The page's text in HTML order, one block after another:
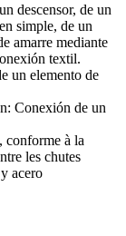
descensor, de un
simple, de un
amarre mediante
textil.
un elemento de
Conexión de un
à la
les chutes
acero